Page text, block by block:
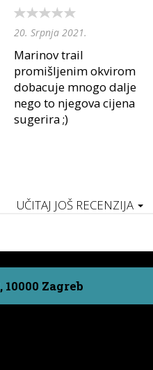
20. Srpnja 2021.
Marinov trail
promišljenim okvirom
dobacuje mnogo dalje
nego to njegova cijena
sugerira ;)
UČITAJ JOŠ RECENZIJA
Zagreb